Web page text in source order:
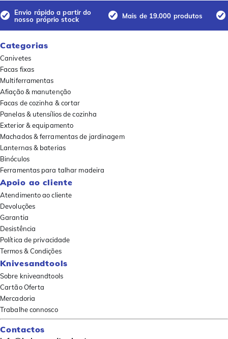
Envio rápido a partir do
nosso próprio stock
Mais de 19.000 produtos
Categorias
Canivetes
Facas fixas
Multiferramentas
Afiação & manutenção
Facas de cozinha & cortar
Panelas & utensílios de cozinha
Exterior & equipamento
Machados & ferramentas de jardinagem
Lanternas & baterias
Binóculos
Ferramentas para talhar madeira
Apoio ao cliente
Atendimento ao cliente
Devoluções
Garantia
Desistência
Política de privacidade
Termos & Condições
Knivesandtools
Sobre kniveandtools
Cartão Oferta
Mercadoria
Trabalhe connosco
Contactos